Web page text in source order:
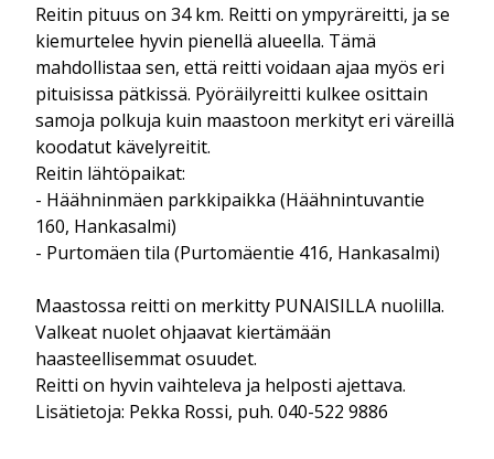
Reitin pituus on 34 km. Reitti on ympyräreitti, ja se
kiemurtelee hyvin pienellä alueella. Tämä
mahdollistaa sen, että reitti voidaan ajaa myös eri
pituisissa pätkissä. Pyöräilyreitti kulkee osittain
samoja polkuja kuin maastoon merkityt eri väreillä
koodatut kävelyreitit.
Reitin lähtöpaikat:
- Häähninmäen parkkipaikka (Häähnintuvantie
160, Hankasalmi)
- Purtomäen tila (Purtomäentie 416, Hankasalmi)
Maastossa reitti on merkitty PUNAISILLA nuolilla.
Valkeat nuolet ohjaavat kiertämään
haasteellisemmat osuudet.
Reitti on hyvin vaihteleva ja helposti ajettava.
Lisätietoja: Pekka Rossi, puh. 040-522 9886